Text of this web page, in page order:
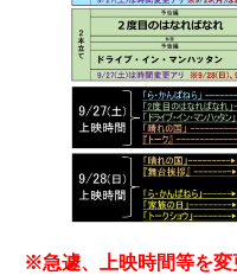
※急遽、上映時間等を変